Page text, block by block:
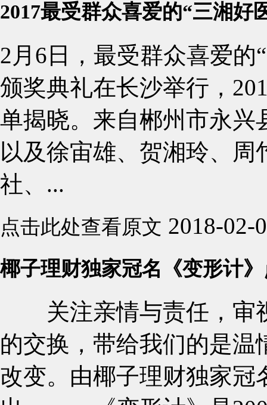
2017最受群众喜爱的“三湘好
2月6日，最受群众喜爱的
颁奖典礼在长沙举行，
单揭晓。来自郴州市永兴
以及徐宙雄、贺湘玲、
社、...
点击此处查看原文 2018-02-
椰子理财独家冠名《变形计
关注亲情与责任，审
的交换，带给我们的是
改变。由椰子理财独家冠